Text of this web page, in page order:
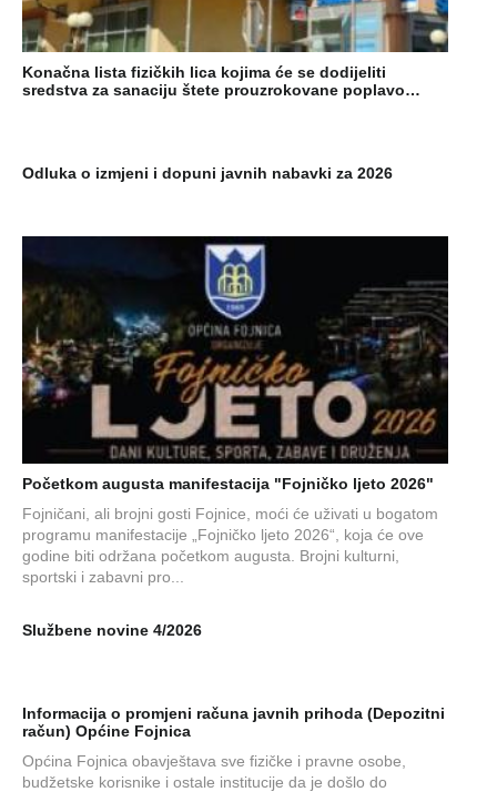
Konačna lista fizičkih lica kojima će se dodijeliti
sredstva za sanaciju štete prouzrokovane poplavo…
Odluka o izmjeni i dopuni javnih nabavki za 2026
Početkom augusta manifestacija "Fojničko ljeto 2026"
Fojničani, ali brojni gosti Fojnice, moći će uživati u bogatom
programu manifestacije „Fojničko ljeto 2026“, koja će ove
godine biti održana početkom augusta. Brojni kulturni,
sportski i zabavni pro...
Službene novine 4/2026
Informacija o promjeni računa javnih prihoda (Depozitni
račun) Općine Fojnica
Općina Fojnica obavještava sve fizičke i pravne osobe,
budžetske korisnike i ostale institucije da je došlo do